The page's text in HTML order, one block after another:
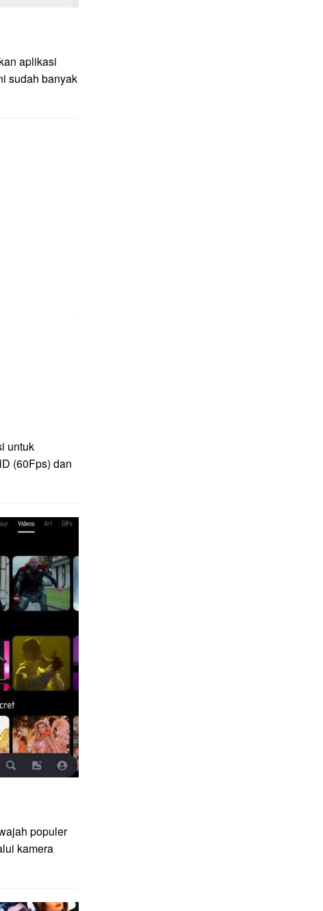
aplikasi
sudah banyak
untuk
(60Fps) dan
populer
kamera